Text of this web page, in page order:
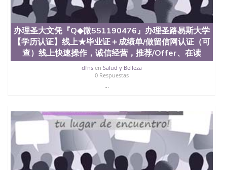
University）圣何塞州立大学学历证书（San Jose
State University）圣何塞州立大学学历证书（San
Jose State University）圣何塞州立大学学历证书
（San Jose State University）澳洲读书未毕业找人做
文凭学位qq微信551190476澳洲读CQU中央昆士兰大
学学历 绩单购买学位证书/澳洲读本科硕士做文凭/购
买澳洲大学毕业证成绩单假文凭学历
offieUniversityofSouthernQueensland 澳洲读书未毕
业找人做文凭学位qq微信551190476澳洲读CQU中央
理克拉克大学文凭『Q◆微551190476』办理克拉克大
学【学历认证】线上★毕业证＋成绩单/做留信网认
证（可查）线上快速操作，诚信经营，推荐/Offer、
在读证明、雅思托福成绩单/★各类英文材料/制作，
购买成绩单，购买假文凭，购买假学位证，制造假国
外大学文凭 Clark University
办理圣大文凭『Q◆微551190476』办理圣路易斯大学
【学历认证】线上★毕业证＋成绩单/做留信网认证（可
查）线上快速操作，诚信经营，推荐/Offer、在读
dfnsen Salud y Belleza
0 Respuestas
...